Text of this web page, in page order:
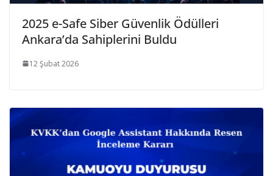
2025 e-Safe Siber Güvenlik Ödülleri
Ankara’da Sahiplerini Buldu
12 Şubat 2026